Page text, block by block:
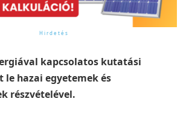
kapcsolatos kutatási
hazai egyetemek és
részvételével.